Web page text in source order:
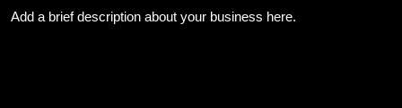
Add a brief description about your business here.